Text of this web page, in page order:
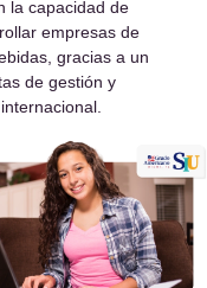
la capacidad de
empresas de
gracias a un
de gestión y